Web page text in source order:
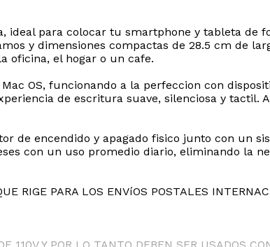
para colocar tu smartphone y tableta de
y dimensiones compactas de 28.5 cm de
oficina, el hogar o un cafe.
OS, funcionando a la perfeccion con
de escritura suave, silenciosa y tactil.
de encendido y apagado fisico junto con un
con un uso promedio diario, eliminando la
RIGE PARA LOS ENVíOS POSTALES